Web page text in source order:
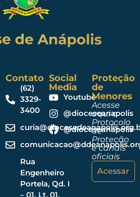
Contato
(62)
3329-
3400
Rua
Engenheiro
Portela, Qd. I
– 01, Lt. 01,
Social
Media
Youtube
@dioceseanapolis
@dioceseanapolis
Proteção
de
Menores
Acesse
aqui o
Protocolo
de
Proteção
e canais
oficiais
Acessar